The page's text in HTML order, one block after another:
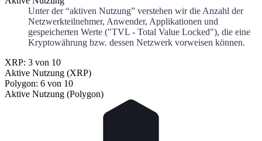
Unter der “aktiven Nutzung” verstehen wir die Anzahl der
Netzwerkteilnehmer, Anwender, Applikationen und
gespeicherten Werte ("TVL - Total Value Locked"), die eine
Kryptowährung bzw. dessen Netzwerk vorweisen können.
XRP: 3 von 10
Aktive Nutzung (XRP)
Polygon: 6 von 10
Aktive Nutzung (Polygon)